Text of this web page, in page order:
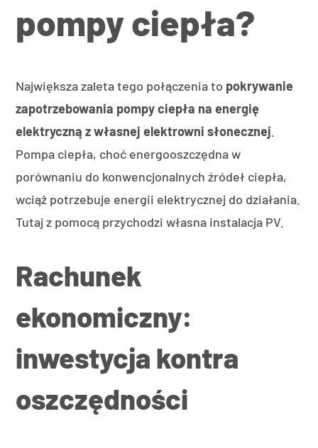
pompy ciepła?
Największa zaleta tego połączenia to pokrywanie
zapotrzebowania pompy ciepła na energię
elektryczną z własnej elektrowni słonecznej
Pompa ciepła, choć energooszczędna w
porównaniu do konwencjonalnych źródeł ciepła,
wciąż potrzebuje energii elektrycznej do działania.
Tutaj z pomocą przychodzi własna instalacja PV.
Rachunek
ekonomiczny:
inwestycja kontra
oszczędności